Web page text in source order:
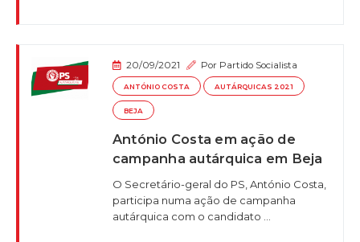
20/09/2021 Por Partido Socialista
ANTÓNIO COSTA AUTÁRQUICAS 2021
BEJA
António Costa em ação de
campanha autárquica em Beja
O Secretário-geral do PS, António Costa,
participa numa ação de campanha
autárquica com o candidato ...